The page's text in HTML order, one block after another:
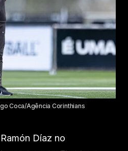
Coca/Agência Corinthians
Díaz no